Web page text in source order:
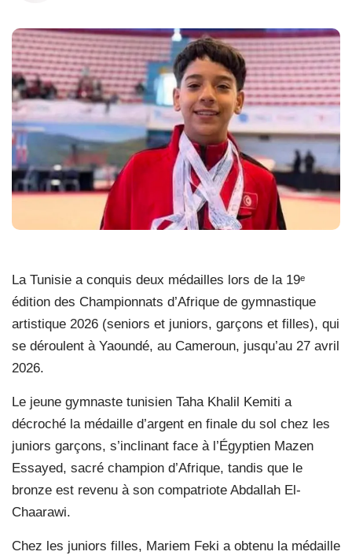
La Tunisie a conquis deux médailles lors de la 19ᵉ
édition des Championnats d’Afrique de gymnastique
artistique 2026 (seniors et juniors, garçons et filles), qui
se déroulent à Yaoundé, au Cameroun, jusqu’au 27 avril
2026.
Le jeune gymnaste tunisien Taha Khalil Kemiti a
décroché la médaille d’argent en finale du sol chez les
juniors garçons, s’inclinant face à l’Égyptien Mazen
Essayed, sacré champion d’Afrique, tandis que le
bronze est revenu à son compatriote Abdallah El-
Chaarawi.
Chez les juniors filles, Mariem Feki a obtenu la médaille